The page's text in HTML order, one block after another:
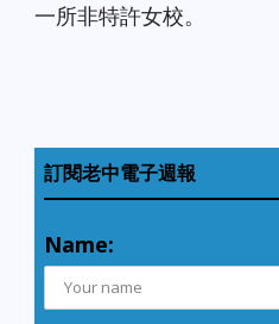
一所非特許女校。
訂閱老中電子週報
Name: